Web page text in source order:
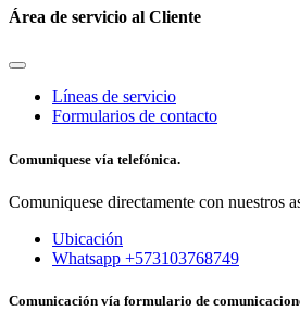
Área de servicio al Cliente
Líneas de servicio
Formularios de contacto
Comuniquese vía telefónica.
Comuniquese directamente con nuestros
Ubicación
Whatsapp +573103768749
Comunicación vía formulario de